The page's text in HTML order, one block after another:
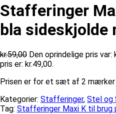
Stafferinger
bla sideskjolde
kr.59,00 Den oprindelige pris var:
pris er: kr.49,00.
Prisen er for et sæt af 2 mærker
Kategorier: Stafferinger, Stel og
Tag: Stafferinger Maxi K til brug